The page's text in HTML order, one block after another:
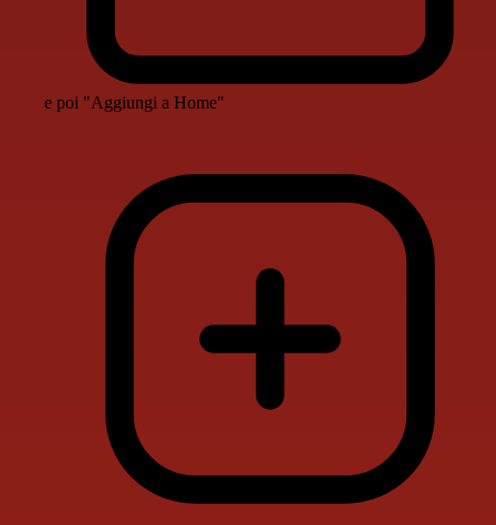
e poi "Aggiungi a Home"